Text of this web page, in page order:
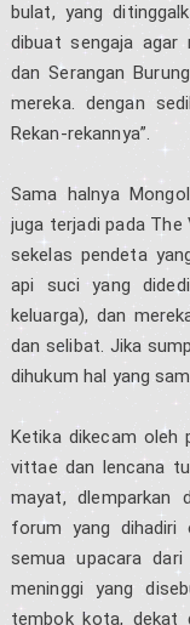
bulat, yang
dibuat sengaja agar
dan Serangan
mereka. dengan
Rekan-rekannya”.
Sama halnya
juga terjadi pada The
sekelas pendeta
api suci yang
keluarga), dan
dan selibat. Jika
dihukum hal yang
Ketika dikecam oleh
vittae dan lencana
mayat, dlemparkan
forum yang dihadiri
semua upacara
meninggi yang
tembok kota, dekat